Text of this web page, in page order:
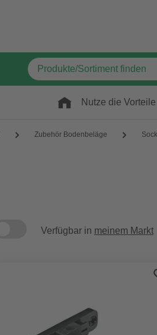
Nutze die Vorteile
Zubehör Bodenbeläge
Verfügbar in meinem Markt